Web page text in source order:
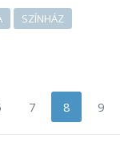
SZÍNHÁZ
7 8 9